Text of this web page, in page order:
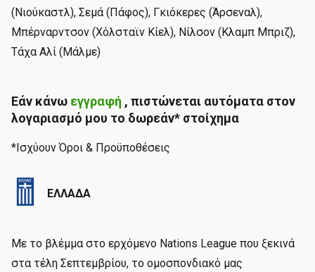
(Νιούκαστλ), Σεμά (Πάφος), Γκιόκερες (Άρσεναλ),
Μπέρναρντσον (Χόλσταϊν Κίελ), Νίλσον (Κλαμπ Μπριζ),
Τάχα Αλί (Μάλμε)
Εάν κάνω εγγραφή , πιστώνεται αυτόματα στον
λογαριασμό μου το δωρεάν* στοίχημα
*Ισχύουν Όροι & Προϋποθέσεις
ΕΛΛΑΔΑ
Με το βλέμμα στο ερχόμενο Nations League που ξεκινά
στα τέλη Σεπτεμβρίου, το ομοσπονδιακό μας